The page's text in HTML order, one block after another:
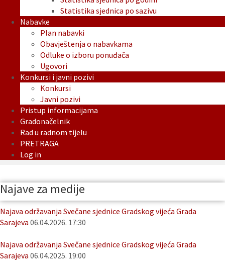
Statistika sjednica po sazivu
Nabavke
Plan nabavki
Obavještenja o nabavkama
Odluke o izboru ponuđača
Ugovori
Konkursi i javni pozivi
Konkursi
Javni pozivi
Pristup informacijama
Gradonačelnik
Rad u radnom tijelu
PRETRAGA
Log in
Najave za medije
Najava održavanja Svečane sjednice Gradskog vijeća Grada
Sarajeva 06.04.2026. 17:30
Najava održavanja Svečane sjednice Gradskog vijeća Grada
Sarajeva 06.04.2025. 19:00